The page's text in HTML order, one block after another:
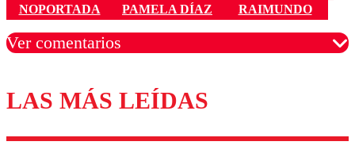
NOPORTADA
PAMELA DÍAZ RAIMUNDO
Ver comentarios
Los comentarios son moderados para garantizar un
diálogo respetuoso.
Nombre
LAS MÁS LEÍDAS